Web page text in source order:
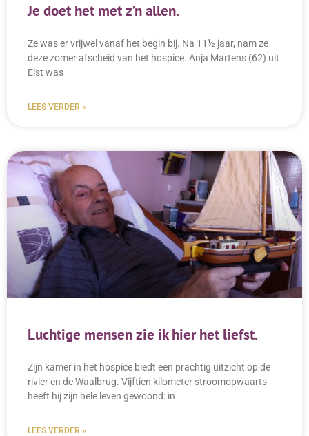
Je doet het met z’n allen.
Ze was er vrijwel vanaf het begin bij. Na 11½ jaar, nam ze
deze zomer afscheid van het hospice. Anja Martens (62) uit
Elst was
LEES VERDER »
Luchtige mensen zie ik hier het liefst.
Zijn kamer in het hospice biedt een prachtig uitzicht op de
rivier en de Waalbrug. Vijftien kilometer stroomopwaarts
heeft hij zijn hele leven gewoond: in
LEES VERDER »